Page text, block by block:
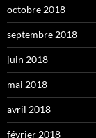
octobre 2018
septembre 2018
juin 2018
mai 2018
avril 2018
février 2018